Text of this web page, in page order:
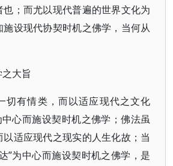
；而尤以现代普遍的世界文化为
设现代协契时机之佛学，当何从
大旨
切有情类，而以适应现代之文化
中心而施设契时机之佛学；佛法虽
适应现代之现实的人生化故；当
”为中心而施设契时机之佛学，是